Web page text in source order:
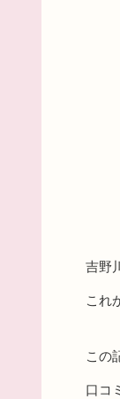
吉野
これ
この
口コ